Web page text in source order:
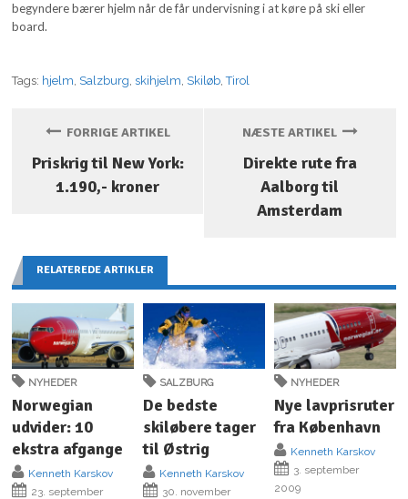
begyndere bærer hjelm når de får undervisning i at køre på ski eller
board.
Tags: hjelm, Salzburg,skihjelm, Skiløb,Tirol
FORRIGE ARTIKEL
Priskrig til New York:
1.190,- kroner
NÆSTE ARTIKEL
Direkte rute fra
Aalborg til
Amsterdam
RELATEREDE ARTIKLER
NYHEDER
Norwegian
udvider: 10
ekstra afgange
Kenneth Karskov
23. september
SALZBURG
De bedste
skiløbere tager
til Østrig
Kenneth Karskov
30. november
NYHEDER
Nye lavprisruter
fra København
Kenneth Karskov
3. september
2009